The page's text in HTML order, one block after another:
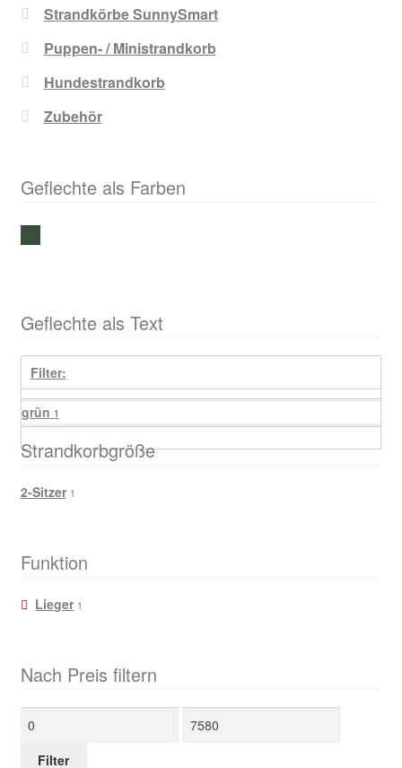
Strandkörbe SunnySmart
Puppen- / Ministrandkorb
Hundestrandkorb
Zubehör
Geflechte als Farben
Geflechte als Text
Filter:
grün 1
Strandkorbgröße
2-Sitzer 1
Funktion
Lieger 1
Nach Preis filtern
Preis
Preis
Filter